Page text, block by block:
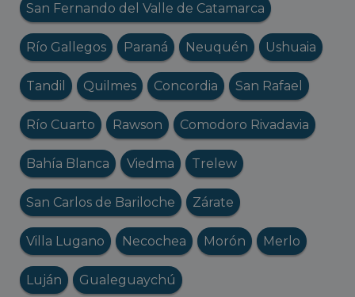
San Fernando del Valle de Catamarca
Río Gallegos Paraná Neuquén Ushuaia
Tandil Quilmes Concordia San Rafael
Río Cuarto Rawson Comodoro Rivadavia
Bahía Blanca Viedma Trelew
San Carlos de Bariloche Zárate
Villa Lugano Necochea Morón Merlo
Luján Gualeguaychú